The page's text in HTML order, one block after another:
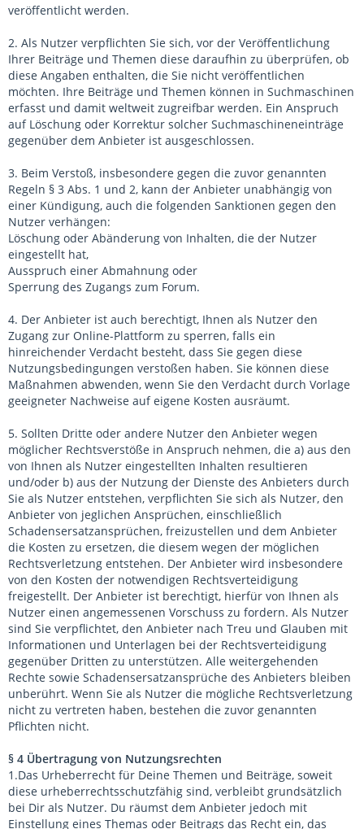
veröffentlicht werden.
2. Als Nutzer verpflichten Sie sich, vor der Veröffentlichung
Ihrer Beiträge und Themen diese daraufhin zu überprüfen, ob
diese Angaben enthalten, die Sie nicht veröffentlichen
möchten. Ihre Beiträge und Themen können in Suchmaschinen
erfasst und damit weltweit zugreifbar werden. Ein Anspruch
auf Löschung oder Korrektur solcher Suchmaschineneinträge
gegenüber dem Anbieter ist ausgeschlossen.
3. Beim Verstoß, insbesondere gegen die zuvor genannten
Regeln § 3 Abs. 1 und 2, kann der Anbieter unabhängig von
einer Kündigung, auch die folgenden Sanktionen gegen den
Nutzer verhängen:
Löschung oder Abänderung von Inhalten, die der Nutzer
eingestellt hat,
Ausspruch einer Abmahnung oder
Sperrung des Zugangs zum Forum.
4. Der Anbieter ist auch berechtigt, Ihnen als Nutzer den
Zugang zur Online-Plattform zu sperren, falls ein
hinreichender Verdacht besteht, dass Sie gegen diese
Nutzungsbedingungen verstoßen haben. Sie können diese
Maßnahmen abwenden, wenn Sie den Verdacht durch Vorlage
geeigneter Nachweise auf eigene Kosten ausräumt.
5. Sollten Dritte oder andere Nutzer den Anbieter wegen
möglicher Rechtsverstöße in Anspruch nehmen, die a) aus den
von Ihnen als Nutzer eingestellten Inhalten resultieren
und/oder b) aus der Nutzung der Dienste des Anbieters durch
Sie als Nutzer entstehen, verpflichten Sie sich als Nutzer, den
Anbieter von jeglichen Ansprüchen, einschließlich
Schadensersatzansprüchen, freizustellen und dem Anbieter
die Kosten zu ersetzen, die diesem wegen der möglichen
Rechtsverletzung entstehen. Der Anbieter wird insbesondere
von den Kosten der notwendigen Rechtsverteidigung
freigestellt. Der Anbieter ist berechtigt, hierfür von Ihnen als
Nutzer einen angemessenen Vorschuss zu fordern. Als Nutzer
sind Sie verpflichtet, den Anbieter nach Treu und Glauben mit
Informationen und Unterlagen bei der Rechtsverteidigung
gegenüber Dritten zu unterstützen. Alle weitergehenden
Rechte sowie Schadensersatzansprüche des Anbieters bleiben
unberührt. Wenn Sie als Nutzer die mögliche Rechtsverletzung
nicht zu vertreten haben, bestehen die zuvor genannten
Pflichten nicht.
§ 4 Übertragung von Nutzungsrechten
1.Das Urheberrecht für Deine Themen und Beiträge, soweit
diese urheberrechtsschutzfähig sind, verbleibt grundsätzlich
bei Dir als Nutzer. Du räumst dem Anbieter jedoch mit
Einstellung eines Themas oder Beitrags das Recht ein, das